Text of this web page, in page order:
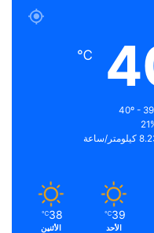
℃
ساعة
39
℃
الأحد
38
℃
الأثنين